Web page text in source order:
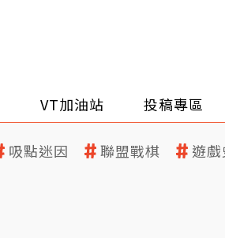
VT加油站 投稿專區
吸點迷因 聯盟戰棋 遊